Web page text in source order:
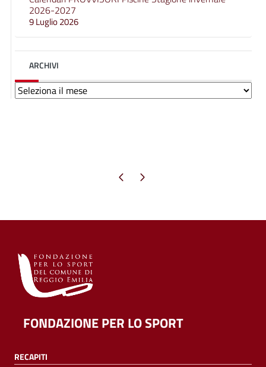
2026-2027
9 Luglio 2026
ARCHIVI
Archivi
Pagina precedente
Pagina successiva
FONDAZIONE PER LO SPORT
RECAPITI